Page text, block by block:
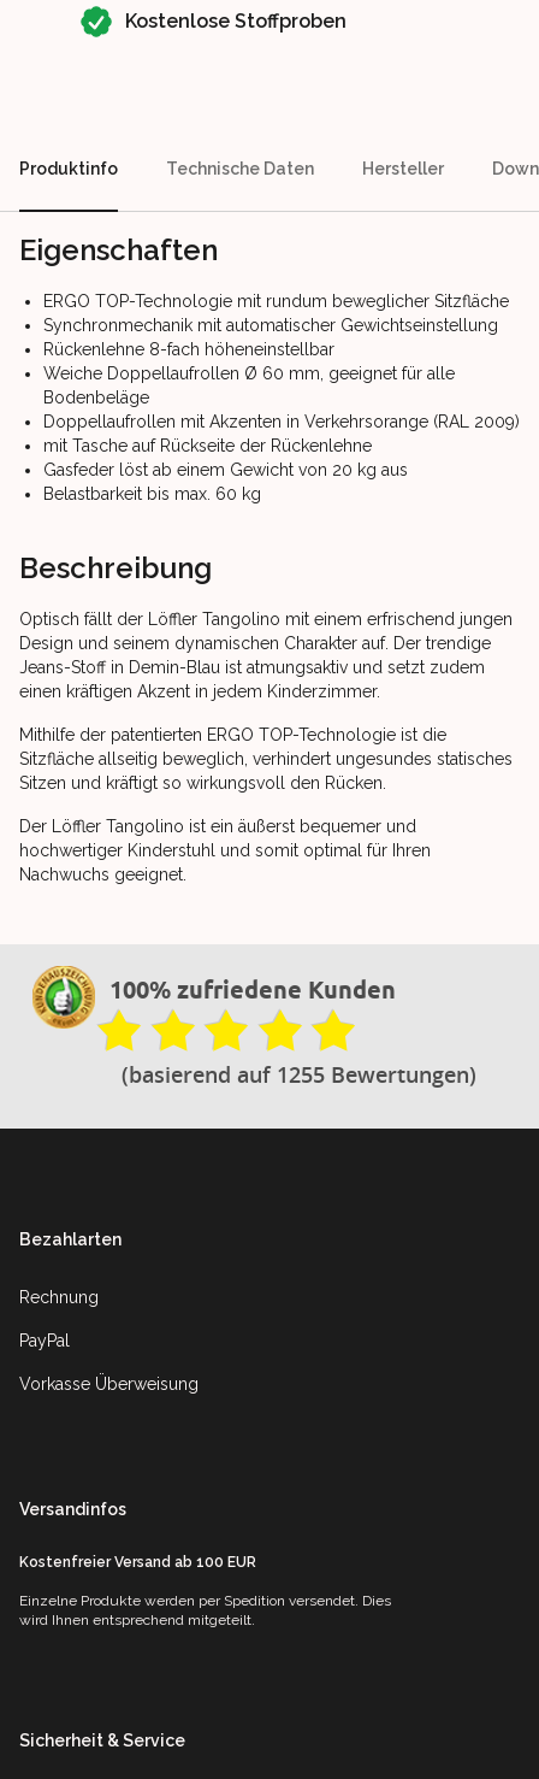
Kostenlose Stoffproben
Produktinfo Technische Daten Hersteller
Eigenschaften
ERGO TOP-Technologie mit rundum beweglicher Sitzfläche
Synchronmechanik mit automatischer Gewichtseinstellung
Rückenlehne 8-fach höheneinstellbar
Weiche Doppellaufrollen Ø 60 mm, geeignet für alle
Bodenbeläge
Doppellaufrollen mit Akzenten in Verkehrsorange (RAL 2009)
mit Tasche auf Rückseite der Rückenlehne
Gasfeder löst ab einem Gewicht von 20 kg aus
Belastbarkeit bis max. 60 kg
Beschreibung
Optisch fällt der Löffler Tangolino mit einem erfrischend jungen
Design und seinem dynamischen Charakter auf. Der trendige
Jeans-Stoff in Demin-Blau ist atmungsaktiv und setzt zudem
einen kräftigen Akzent in jedem Kinderzimmer.
Mithilfe der patentierten ERGO TOP-Technologie ist die
Sitzfläche allseitig beweglich, verhindert ungesundes statisches
Sitzen und kräftigt so wirkungsvoll den Rücken.
Der Löffler Tangolino ist ein äußerst bequemer und
hochwertiger Kinderstuhl und somit optimal für Ihren
Nachwuchs geeignet.
100% zufriedene Kunden
(basierend auf 1255 Bewertungen)
Bezahlarten
Rechnung
PayPal
Vorkasse Überweisung
Versandinfos
Kostenfreier Versand ab 100 EUR
Einzelne Produkte werden per Spedition versendet. Dies
wird Ihnen entsprechend mitgeteilt.
Sicherheit & Service